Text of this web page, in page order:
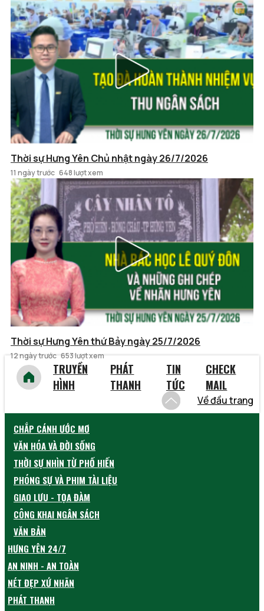
Thời sự Hưng Yên Chủ nhật ngày 26/7/2026
11 ngày trước 648 lượt xem
Thời sự Hưng Yên thứ Bảy ngày 25/7/2026
12 ngày trước 653 lượt xem
TRUYỀN
HÌNH
PHÁT
THANH
TIN
TỨC
CHECK
MAIL
Về đầu trang
CHẮP CÁNH ƯỚC MƠ
VĂN HÓA VÀ ĐỜI SỐNG
THỜI SỰ NHÌN TỪ PHỐ HIẾN
PHÓNG SỰ VÀ PHIM TÀI LIỆU
GIAO LƯU - TỌA ĐÀM
CÔNG KHAI NGÂN SÁCH
VĂN BẢN
HƯNG YÊN 24/7
AN NINH - AN TOÀN
NÉT ĐẸP XỨ NHÃN
PHÁT THANH